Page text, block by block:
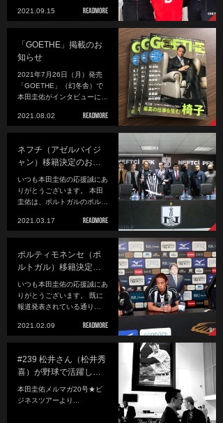
2021.09.15
「GOETHE」掲載のお
知らせ
2021年7月26日（月）発売
「GOETHE」（幻冬舎）で
本田圭佑がインタビューに…
2021.08.02
ネフチ（アゼルバイジ
ャン）移籍決定のお…
いつも本田圭佑の応援誠にあ
りがとうございます。 本田
圭佑は、ポルトガルのポル…
2021.03.17
ポルティモネンセ（ポ
ルトガル）移籍決定…
いつも本田圭佑の応援誠にあ
りがとうございます。 既に
報道発表されている通り…
2021.02.09
#239 松井さん（松井秀
喜）が野球で活躍し…
本田圭佑メルマガ20号★ビ
ジネスツアーより...